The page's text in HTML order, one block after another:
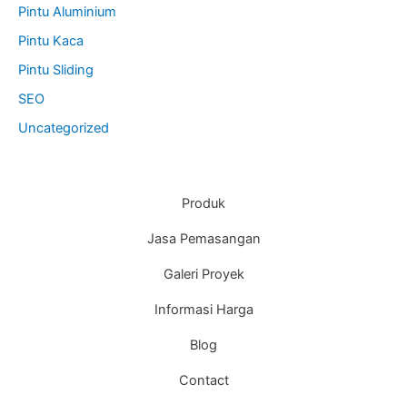
Pintu Aluminium
Pintu Kaca
Pintu Sliding
SEO
Uncategorized
Produk
Jasa Pemasangan
Galeri Proyek
Informasi Harga
Blog
Contact